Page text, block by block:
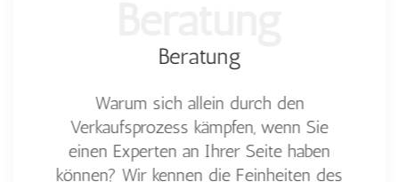
Beratung
Warum sich allein durch den
Verkaufsprozess kämpfen, wenn Sie
einen Experten an Ihrer Seite haben
können? Wir kennen die Feinheiten des